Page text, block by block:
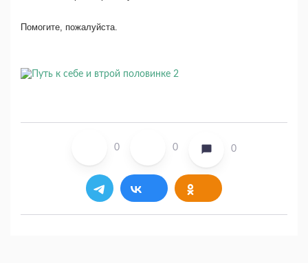
Помогите, пожалуйста.
0 0 0